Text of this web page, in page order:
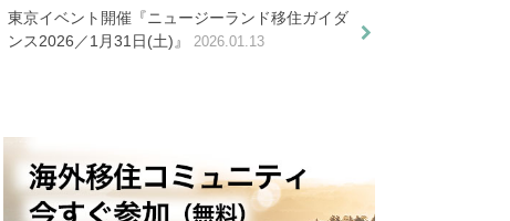
イへ引越しする方法！海外渡航
東京イベント開催『ニュージーランド移住ガイダ
ンス2026／1月31日(土)』
2026.01.13